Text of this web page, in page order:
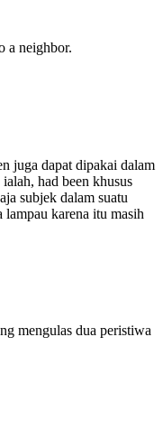
a neighbor.
juga dapat dipakai dalam
had been khusus
subjek dalam suatu
karena itu masih
mengulas dua peristiwa